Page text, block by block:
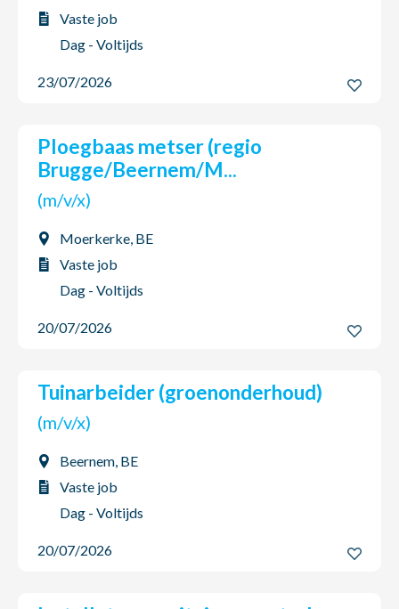
Vaste job
Dag - Voltijds
23/07/2026
Ploegbaas metser (regio
Brugge/Beernem/M...
(m/v/x)
Moerkerke, BE
Vaste job
Dag - Voltijds
20/07/2026
Tuinarbeider (groenonderhoud)
(m/v/x)
Beernem, BE
Vaste job
Dag - Voltijds
20/07/2026